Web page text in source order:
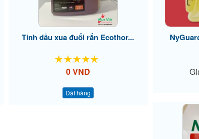
Tinh dầu xua đuổi rắn Ecothor...
0 VND
Đặt hàng